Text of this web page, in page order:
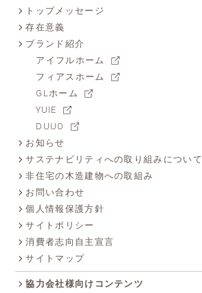
トップメッセージ
存在意義
ブランド紹介
アイフルホーム
フィアスホーム
GLホーム
YUIE
DUUO
お知らせ
サステナビリティへの取り組みについて
非住宅の木造建物への取組み
お問い合わせ
個人情報保護方針
サイトポリシー
消費者志向自主宣言
サイトマップ
協力会社様向けコンテンツ